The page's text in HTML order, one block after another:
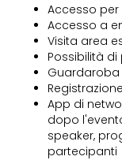
Accesso per
Accesso a
Visita area
Possibilità
Guardaroba
App di
dopo
speaker,
partecipanti